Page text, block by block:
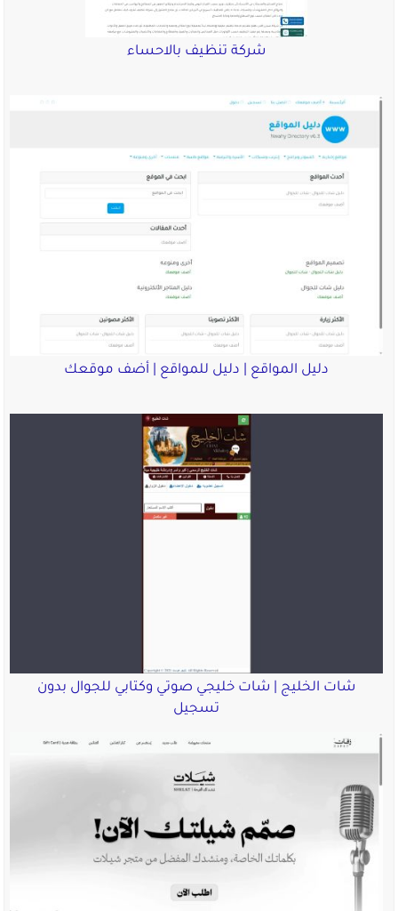
شركة تنظيف بالاحساء
دليل المواقع | دليل للمواقع | أضف موقعك
شات الخليج | شات خليجي صوتي وكتابي للجوال بدون
تسجيل